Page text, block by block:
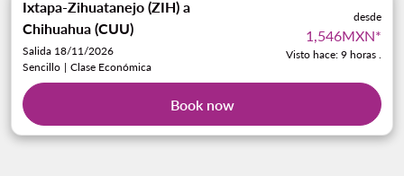
Ixtapa-Zihuatanejo (ZIH) a
Chihuahua (CUU)
Salida 18/11/2026
Sencillo | Clase Económica
desde
1,546MXN*
Visto hace: 9 horas .
Book now